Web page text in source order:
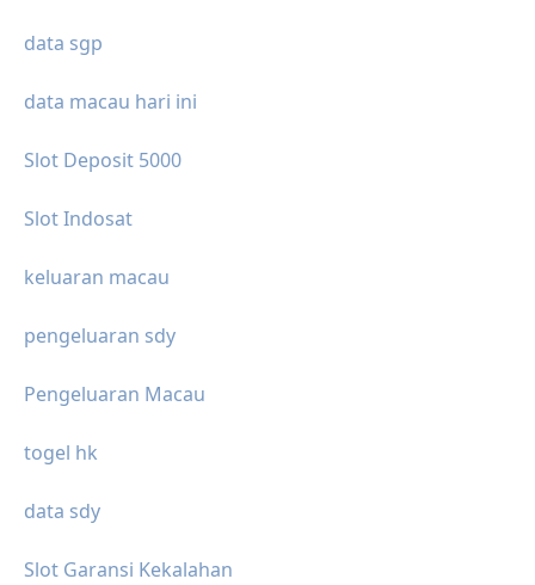
data sgp
data macau hari ini
Slot Deposit 5000
Slot Indosat
keluaran macau
pengeluaran sdy
Pengeluaran Macau
togel hk
data sdy
Slot Garansi Kekalahan